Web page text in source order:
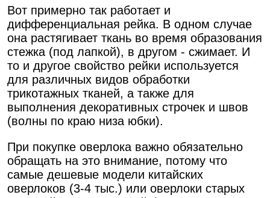
Вот примерно так работает и
дифференциальная рейка. В одном случае
она растягивает ткань во время образования
стежка (под лапкой), в другом - сжимает. И
то и другое свойство рейки используется
для различных видов обработки
трикотажных тканей, а также для
выполнения декоративных строчек и швов
(волны по краю низа юбки).
При покупке оверлока важно обязательно
обращать на это внимание, потому что
самые дешевые модели китайских
оверлоков (3-4 тыс.) или оверлоки старых